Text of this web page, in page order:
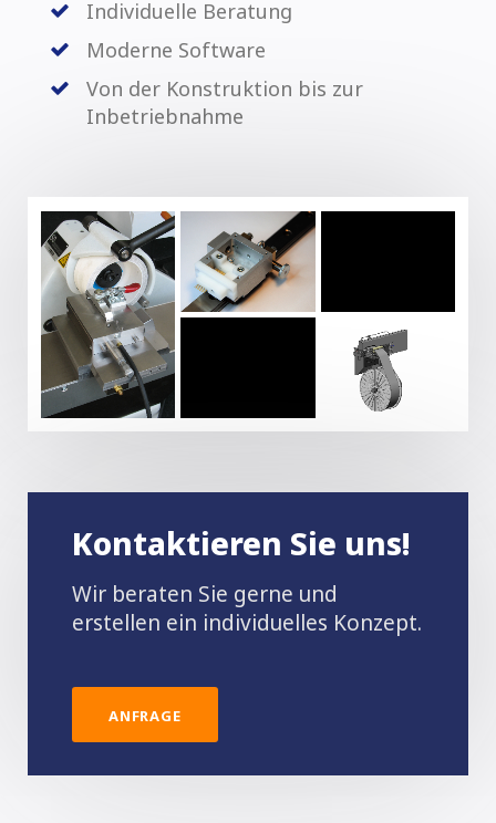
Individuelle Beratung
Moderne Software
Von der Konstruktion bis zur
Inbetriebnahme
Kontaktieren Sie uns!
Wir beraten Sie gerne und
erstellen ein individuelles Konzept.
ANFRAGE